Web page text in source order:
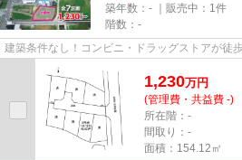
築年数：- ｜販売中： 1件
階数：-
建築条件なし！コンビニ・ドラッグストアが徒
1,230万円
(管理費・共益費 -)
所在階：-
間取り：-
面積：154.12㎡